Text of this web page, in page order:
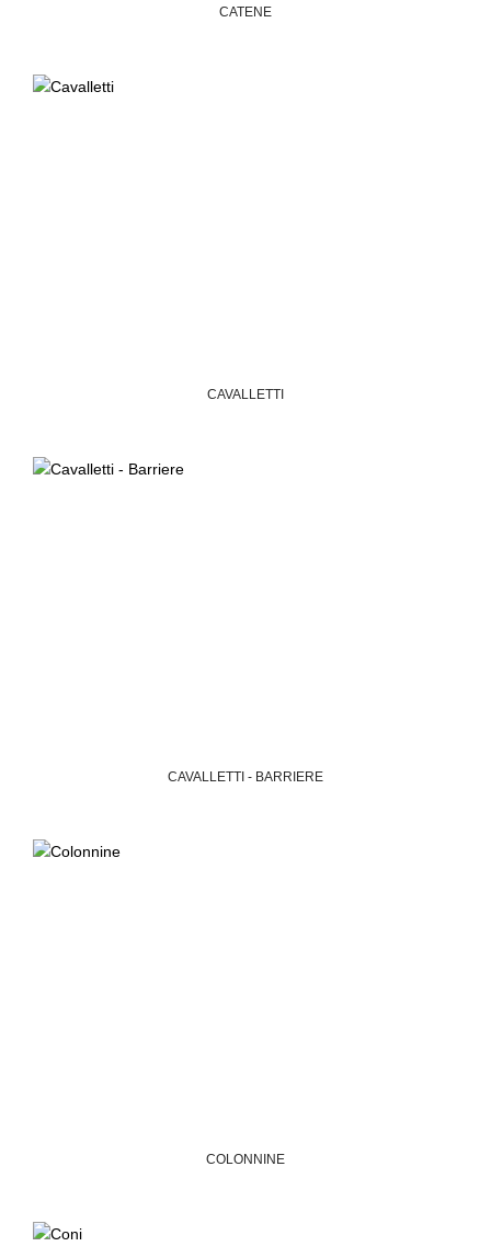
CATENE
CAVALLETTI
CAVALLETTI - BARRIERE
COLONNINE